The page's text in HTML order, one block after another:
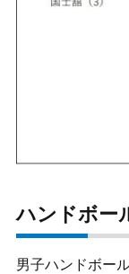
ハンドボー
男子ハンドボー